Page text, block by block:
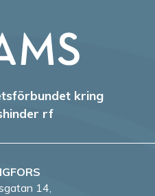
kring
rf
14,